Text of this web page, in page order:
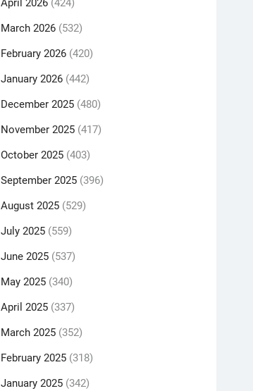
April 2026 (424)
March 2026 (532)
February 2026 (420)
January 2026 (442)
December 2025 (480)
November 2025 (417)
October 2025 (403)
September 2025 (396)
August 2025 (529)
July 2025 (559)
June 2025 (537)
May 2025 (340)
April 2025 (337)
March 2025 (352)
February 2025 (318)
January 2025 (342)